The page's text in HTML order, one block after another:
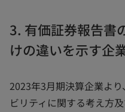
3. 有価証券報告書
けの違いを示す企
2023年3月期決算企業よ
ビリティに関する考え方